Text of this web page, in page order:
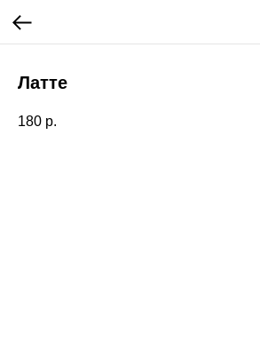
Латте
180 р.